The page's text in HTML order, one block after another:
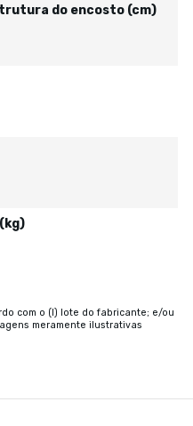
do encosto (cm)
com o (I) lote do fabricante; e/ou
meramente ilustrativas